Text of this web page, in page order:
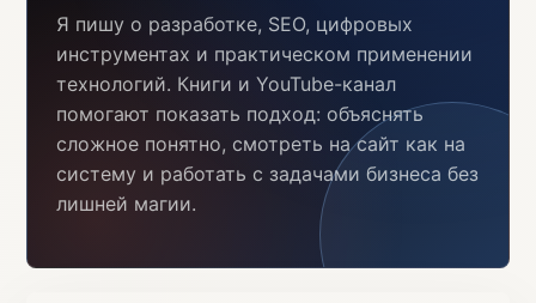
Я пишу о разработке, SEO, цифровых
инструментах и практическом применении
технологий. Книги и YouTube-канал
помогают показать подход: объяснять
сложное понятно, смотреть на сайт как на
систему и работать с задачами бизнеса без
лишней магии.